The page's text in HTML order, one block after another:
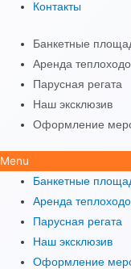
Контакты
Банкетные
Аренда
Парусная регата
Наш эксклюзив
Оформление
Menu
Банкетные
Аренда
Парусная регата
Наш эксклюзив
Оформление